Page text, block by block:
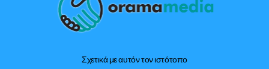
To
Σχετικά με αυτόν τον ιστότοπο